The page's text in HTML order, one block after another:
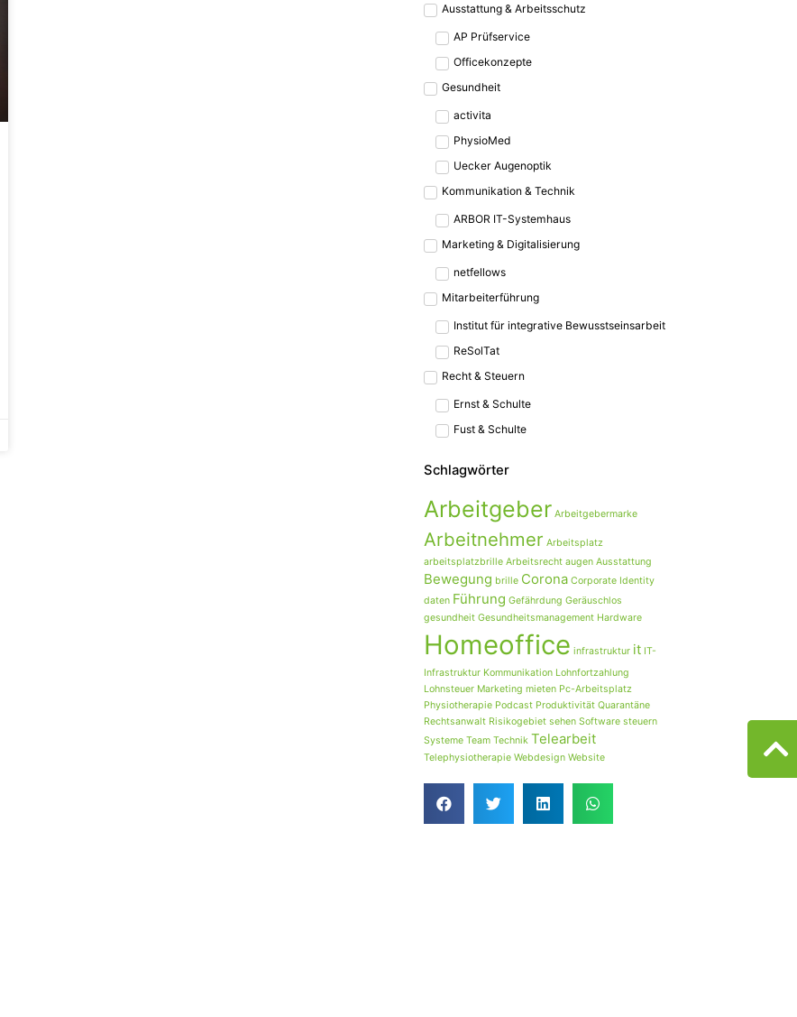
Ausstattung & Arbeitsschutz
AP Prüfservice
Officekonzepte
Gesundheit
activita
PhysioMed
Uecker Augenoptik
Kommunikation & Technik
ARBOR IT-Systemhaus
Marketing & Digitalisierung
netfellows
Mitarbeiterführung
Institut für integrative Bewusstseinsarbeit
ReSolTat
Recht & Steuern
Ernst & Schulte
Fust & Schulte
Schlagwörter
Arbeitgeber Arbeitgebermarke
Arbeitnehmer Arbeitsplatz
arbeitsplatzbrille Arbeitsrecht augen Ausstattung
Bewegung brille Corona Corporate Identity
daten Führung Gefährdung Geräuschlos
gesundheit Gesundheitsmanagement Hardware
Homeoffice infrastruktur it IT-
Infrastruktur Kommunikation Lohnfortzahlung
Lohnsteuer Marketing mieten Pc-Arbeitsplatz
Physiotherapie Podcast Produktivität Quarantäne
Rechtsanwalt Risikogebiet sehen Software steuern
Systeme Team Technik Telearbeit
Telephysiotherapie Webdesign Website